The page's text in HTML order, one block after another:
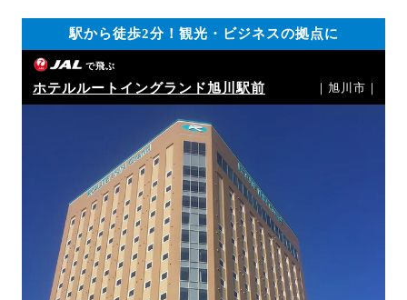
駅から徒歩2分！観光・ビジネスの拠点に
で飛ぶ
ホテルルートイングランド旭川駅前 ｜旭川市｜